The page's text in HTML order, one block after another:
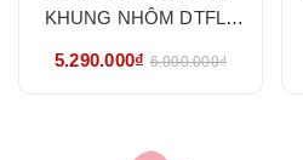
KHUNG NHÔM DTFLY
5.290.000₫ 6.000.000₫